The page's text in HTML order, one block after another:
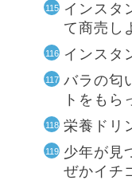
インスタ
て商売し
インスタ
バラの匂
トをもら
栄養ドリ
少年が見
ぜかイチ